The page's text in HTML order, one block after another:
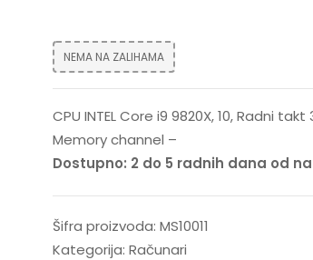
NEMA NA ZALIHAMA
CPU INTEL Core i9 9820X, 10, Radni
Memory channel –
Dostupno: 2 do 5 radnih dana od
Šifra proizvoda: MS10011
Kategorija: Računari